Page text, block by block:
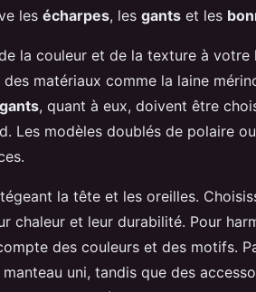
les écharpes, les gants et les
la couleur et de la texture à
matériaux comme la laine
gants, quant à eux, doivent être
Les modèles doublés de polaire
la tête et les oreilles.
chaleur et leur durabilité. Pour
des couleurs et des motifs.
uni, tandis que des